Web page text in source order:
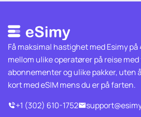
Få maksimal hastighet med Esimy på
mellom ulike operatører på reise
abonnementer og ulike pakker, uten
kort med eSIM mens du er på farten.
+1 (302) 610-1752